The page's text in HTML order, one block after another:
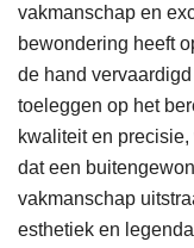
vakmanschap en
bewondering heeft
de hand
toeleggen op het
kwaliteit en
dat een
vakmanschap
esthetiek en